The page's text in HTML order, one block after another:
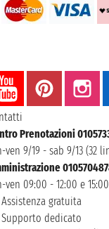
Prenotazioni
ven 9/19 - sab 9/13 (32
ven 09:00 - 12:00 e
Assistenza gratuita
Supporto dedicato